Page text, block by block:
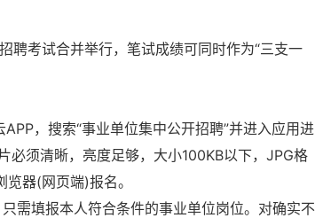
聘考试合并举行，笔试成绩可同时作为“三支一
，搜索“事业单位集中公开招聘”并进入应用进
必须清晰，亮度足够，大小100KB以下，JPG格
器(网页端)报名。
需填报本人符合条件的事业单位岗位。对确实不